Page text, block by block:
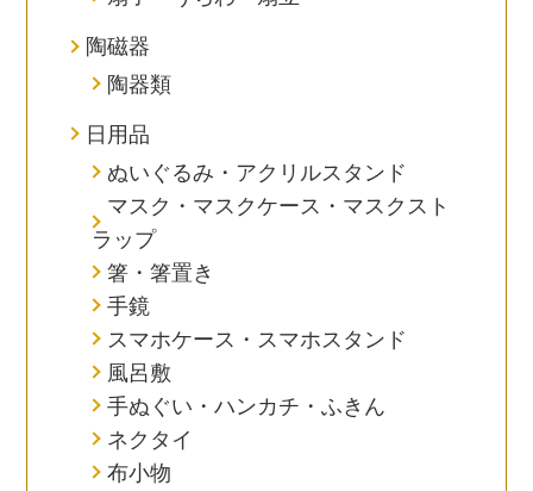
陶磁器
陶器類
日用品
ぬいぐるみ・アクリルスタンド
マスク・マスクケース・マスクスト
ラップ
箸・箸置き
手鏡
スマホケース・スマホスタンド
風呂敷
手ぬぐい・ハンカチ・ふきん
ネクタイ
布小物